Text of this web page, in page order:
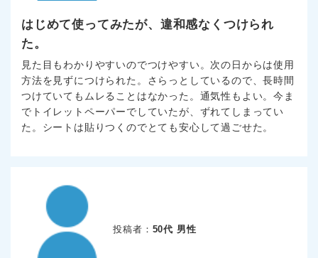
はじめて使ってみたが、違和感なくつけられ
た。
見た目もわかりやすいのでつけやすい。次の日からは使用
方法を見ずにつけられた。さらっとしているので、長時間
つけていてもムレることはなかった。通気性もよい。今ま
でトイレットペーパーでしていたが、ずれてしまってい
た。シートは貼りつくのでとても安心して過ごせた。
投稿者： 50代 男性